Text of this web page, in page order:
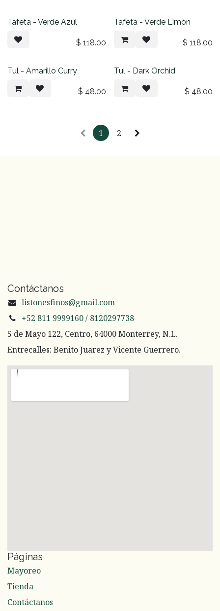
Tafeta - Verde Azul
$ 118.00
Tafeta - Verde Limón
$ 118.00
Tul - Amarillo Curry
$ 48.00
Tul - Dark Orchid
$ 48.00
1 2
Contáctanos
listonesfinos@gmail.com
+52 811 9999160 / 8120297738
5 de Mayo 122, Centro, 64000 Monterrey, N.L.
Entrecalles: Benito Juarez y Vicente Guerrero.
Páginas
Mayoreo
Tienda
Contáctanos